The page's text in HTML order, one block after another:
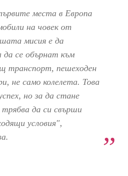
места в Европа
на човек от
мисия е да
да се обърнат към
транспорт, пешеходен
не само колелета. Това
но за да стане
да си свърши
условия",